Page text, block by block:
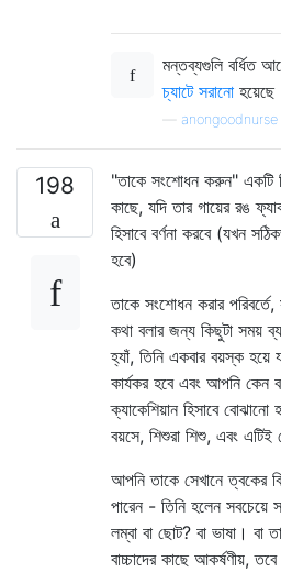
মন্তব্যগুলি বর্ধিত
চ্যাটে সরানো হয়েছে
anongoodnurse
198
"তাকে সংশোধন করুন" একটি
কাছে, যদি তার গায়ের রঙ
হিসাবে বর্ণনা করবে (যখন
হবে)
তাকে সংশোধন করার পরিবর্তে,
কথা বলার জন্য কিছুটা সময়
হ্যাঁ, তিনি একবার বয়স্ক হয়ে
কার্যকর হবে এবং আপনি কেন
ক্যাকেশিয়ান হিসাবে
বয়সে, শিশুরা শিশু, এবং এটিই
আপনি তাকে সেখানে ত্বকের
পারেন - তিনি হলেন সবচেয়ে
লম্বা বা ছোট? বা ভাষা।
বাচ্চাদের কাছে আকর্ষণীয়,